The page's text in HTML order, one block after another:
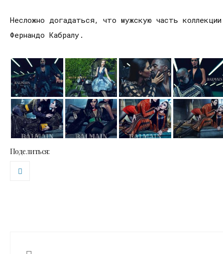
Несложно догадаться, что мужскую часть
Фернандо Кабралу.
Поделиться: